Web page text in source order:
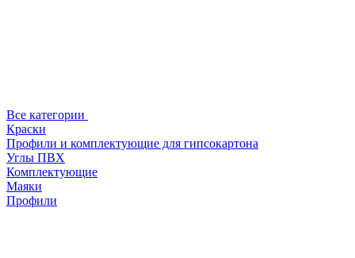
Все категории
Краски
Профили и комплектующие для гипсокартона
Углы ПВХ
Комплектующие
Маяки
Профили